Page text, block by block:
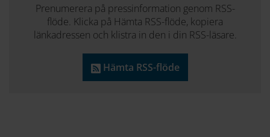
Prenumerera på pressinformation genom RSS-
flöde. Klicka på Hämta RSS-flöde, kopiera
länkadressen och klistra in den i din RSS-läsare.
Hämta RSS-flöde